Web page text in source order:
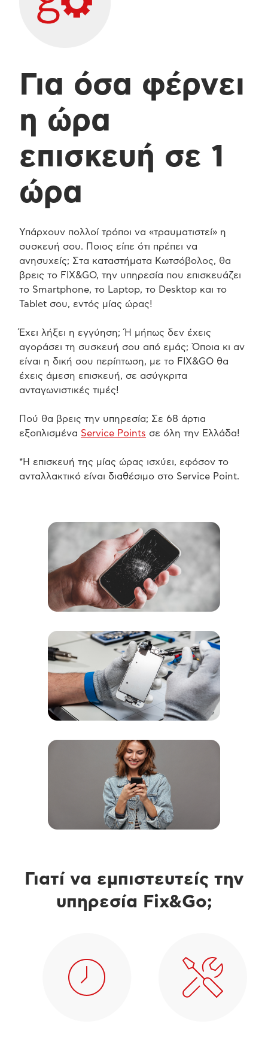
Για όσα φέρνει
η ώρα
επισκευή σε 1
ώρα
Υπάρχουν πολλοί τρόποι να «τραυματιστεί» η
συσκευή σου. Ποιος είπε ότι πρέπει να
ανησυχείς; Στα καταστήματα Κωτσόβολος, θα
βρεις το FIX&GO, την υπηρεσία που επισκευάζει
το Smartphone, το Laptop, το Desktop και το
Tablet σου, εντός μίας ώρας!
Έχει λήξει η εγγύηση; Ή μήπως δεν έχεις
αγοράσει τη συσκευή σου από εμάς; Όποια κι αν
είναι η δική σου περίπτωση, με το FIX&GO θα
έχεις άμεση επισκευή, σε ασύγκριτα
ανταγωνιστικές τιμές!
Πού θα βρεις την υπηρεσία; Σε 68 άρτια
εξοπλισμένα Service Points σε όλη την Ελλάδα!
*Η επισκευή της μίας ώρας ισχύει, εφόσον το
ανταλλακτικό είναι διαθέσιμο στο Service Point.
Γιατί να εμπιστευτείς την
υπηρεσία Fix&Go;